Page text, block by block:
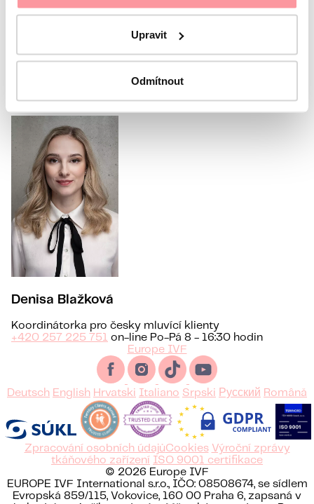
Upravit
Odmítnout
Odeslat formulář
Nebo zavolejte naší
koordinátorce
Denisa Blažková
Koordinátorka pro česky mluvící klienty
+420 257 225 751 on-line Po-Pá 8 - 16:30 hodin
Europe IVF
Deutsch English Hrvatski Italiano Srpski Русский Română
Zpracování osobních údajůCookies Výroční zprávy
tkáňového zařízení ISO 9001 certifikace
© 2026 Europe IVF
EUROPE IVF International s.r.o., IČO: 08508674, se sídlem
Evropská 859/115, Vokovice, 160 00 Praha 6, zapsaná v